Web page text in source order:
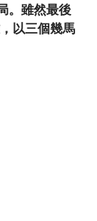
。雖然最後
以三個幾馬